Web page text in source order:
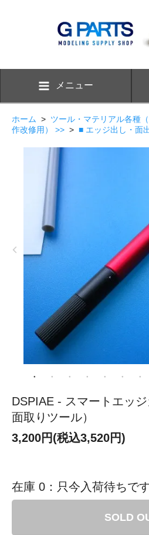
メニュー
ホーム > ツール・マテリアル各種
作改修用） >> > ■ エッジ出し・面
DSPIAE - スマートエッ
面取りツール）
3,200円(税込3,520円)
在庫 0：只今入荷待ちで
SOLD